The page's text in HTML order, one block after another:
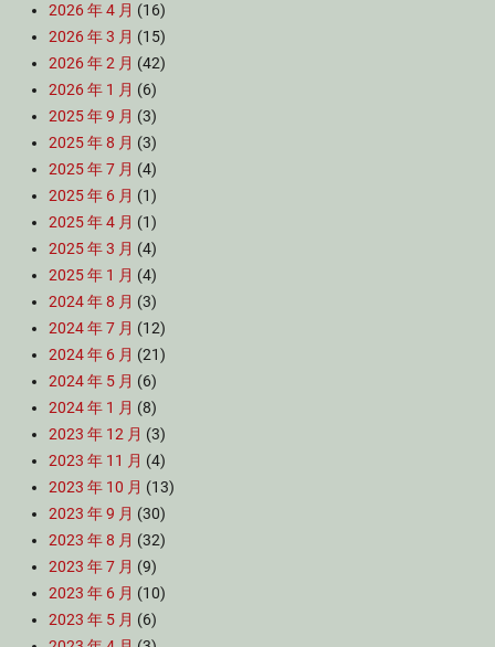
2026 年 4 月 (16)
2026 年 3 月 (15)
2026 年 2 月 (42)
2026 年 1 月 (6)
2025 年 9 月 (3)
2025 年 8 月 (3)
2025 年 7 月 (4)
2025 年 6 月 (1)
2025 年 4 月 (1)
2025 年 3 月 (4)
2025 年 1 月 (4)
2024 年 8 月 (3)
2024 年 7 月 (12)
2024 年 6 月 (21)
2024 年 5 月 (6)
2024 年 1 月 (8)
2023 年 12 月 (3)
2023 年 11 月 (4)
2023 年 10 月 (13)
2023 年 9 月 (30)
2023 年 8 月 (32)
2023 年 7 月 (9)
2023 年 6 月 (10)
2023 年 5 月 (6)